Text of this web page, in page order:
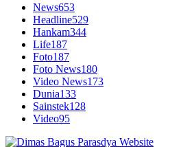
News653
Headline529
Hankam344
Life187
Foto187
Foto News180
Video News173
Dunia133
Sainstek128
Video95